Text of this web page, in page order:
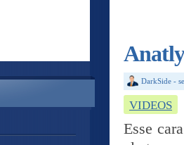
DarkSide -
VIDEOS
Esse